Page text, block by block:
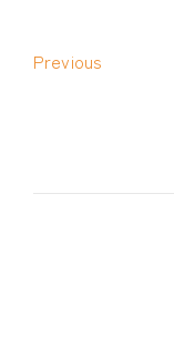
Previous